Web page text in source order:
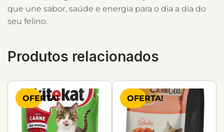
que une sabor, saúde e energia para o dia a dia do
seu felino.
Produtos relacionados
OFERTA! OFERTA!